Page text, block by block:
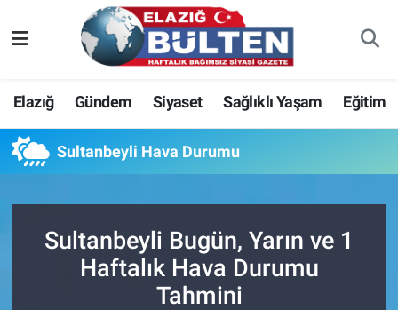
Elazığ Gündem Siyaset Sağlıklı Yaşam Eğitim
Sultanbeyli Hava Durumu
Sultanbeyli Bugün, Yarın ve 1
Haftalık Hava Durumu
Tahmini
Asayiş
Bilim-Teknoloji
Eğitim
Ekonomi
Elazığ
Nöbetçi Eczaneler
Hava Durumu
Namaz Vakitleri
Trafik Durumu
Süper Lig Puan Durumu ve Fikstür